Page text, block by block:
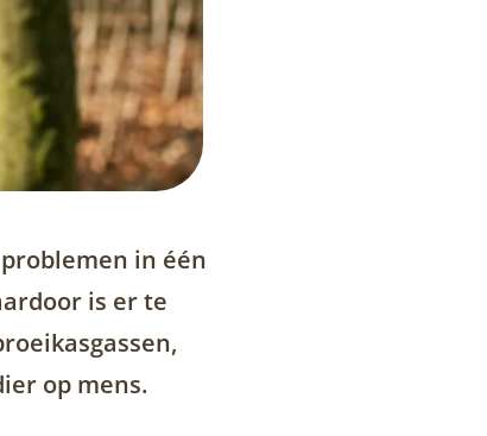
in één
is er te
op mens.